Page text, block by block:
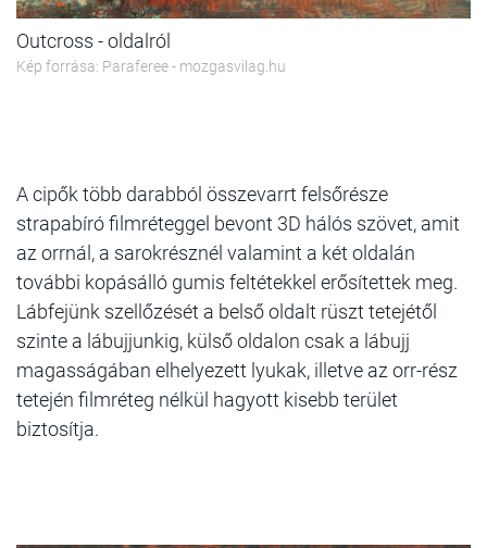
Outcross - oldalról
Kép forrása: Paraferee - mozgasvilag.hu
A cipők több darabból összevarrt felsőrésze
strapabíró filmréteggel bevont 3D hálós szövet, amit
az orrnál, a sarokrésznél valamint a két oldalán
további kopásálló gumis feltétekkel erősítettek meg.
Lábfejünk szellőzését a belső oldalt rüszt tetejétől
szinte a lábujjunkig, külső oldalon csak a lábujj
magasságában elhelyezett lyukak, illetve az orr-rész
tetején filmréteg nélkül hagyott kisebb terület
biztosítja.